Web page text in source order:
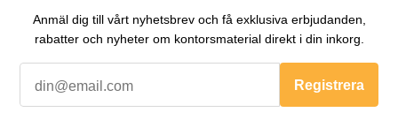
Anmäl dig till vårt nyhetsbrev och få exklusiva erbjudanden,
rabatter och nyheter om kontorsmaterial direkt i din inkorg.
Registrera